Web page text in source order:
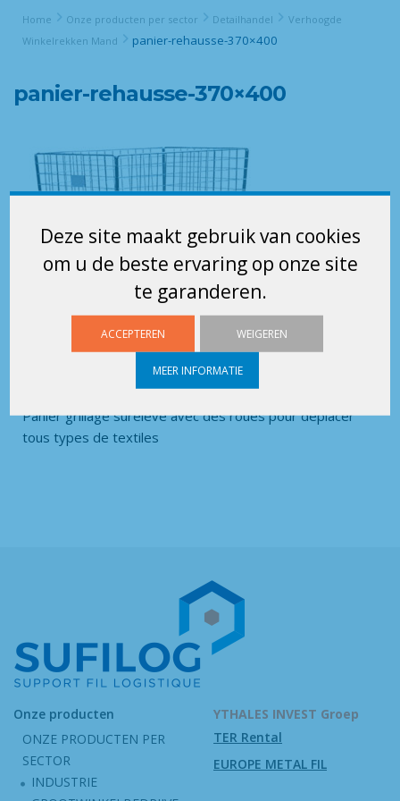
Deze site maakt gebruik van cookies
om u de beste ervaring op onze site
te garanderen.
ACCEPTEREN WEIGEREN
MEER INFORMATIE
Home Onze producten per sector Detailhandel
Verhoogde
Winkelrekken Mand
panier-rehausse-370×400
panier-rehausse-370×400
Panier grillage sureleve avec des roues pour deplacer
tous types de textiles
Onze producten
ONZE PRODUCTEN PER
SECTOR
INDUSTRIE
YTHALES INVEST Groep
TER Rental
EUROPE METAL FIL